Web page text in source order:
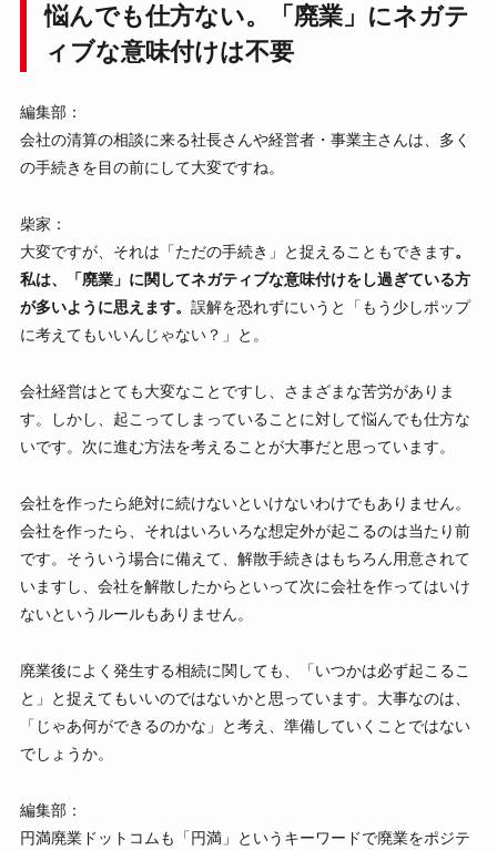
悩んでも仕方ない。「廃業」にネガテ
ィブな意味付けは不要
編集部：
会社の清算の相談に来る社長さんや経営者・事業主さんは、多く
の手続きを目の前にして大変ですね。
柴家：
大変ですが、それは「ただの手続き」と捉えることもできます。
私は、「廃業」に関してネガティブな意味付けをし過ぎている方
が多いように思えます。 誤解を恐れずにいうと「もう少しポップ
に考えてもいいんじゃない？」と。
会社経営はとても大変なことですし、さまざまな苦労がありま
す。しかし、起こってしまっていることに対して悩んでも仕方な
いです。次に進む方法を考えることが大事だと思っています。
会社を作ったら絶対に続けないといけないわけでもありません。
会社を作ったら、それはいろいろな想定外が起こるのは当たり前
です。そういう場合に備えて、解散手続きはもちろん用意されて
いますし、会社を解散したからといって次に会社を作ってはいけ
ないというルールもありません。
廃業後によく発生する相続に関しても、「いつかは必ず起こるこ
と」と捉えてもいいのではないかと思っています。大事なのは、
「じゃあ何ができるのかな」と考え、準備していくことではない
でしょうか。
編集部：
円満廃業ドットコムも「円満」というキーワードで廃業をポジテ